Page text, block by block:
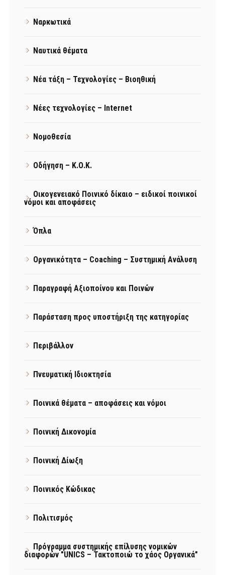
Ναρκωτικά
Ναυτικά θέματα
Νέα τάξη – Τεχνολογίες – Βιοηθική
Νέες τεχνολογίες – Internet
Νομοθεσία
Οδήγηση – Κ.Ο.Κ.
Οικογενειακό Ποινικό δίκαιο – ειδικοί ποινικοί
νόμοι και αποφάσεις
Όπλα
Οργανικότητα – Coaching – Συστημική Ανάλυση
Παραγραφή Αξιοποίνου και Ποινών
Παράσταση προς υποστήριξη της κατηγορίας
Περιβάλλον
Πνευματική Ιδιοκτησία
Ποινικά θέματα – αποφάσεις και νόμοι
Ποινική Δικονομία
Ποινική Δίωξη
Ποινικός Κώδικας
Πολιτισμός
Πρόγραμμα συστημικής επίλυσης νομικών
διαφορών "UNICS – Τακτοποιώ το χάος Οργανικά"